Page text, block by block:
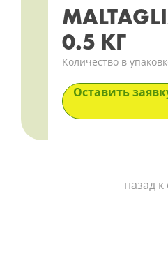
0.5 КГ
Количество в
Оставить
назад